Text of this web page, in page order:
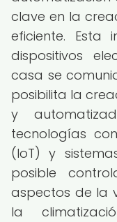
clave en la
eficiente. Esta
dispositivos
casa se
posibilita la
y
tecnologías
(IoT) y
posible
aspectos de la
la